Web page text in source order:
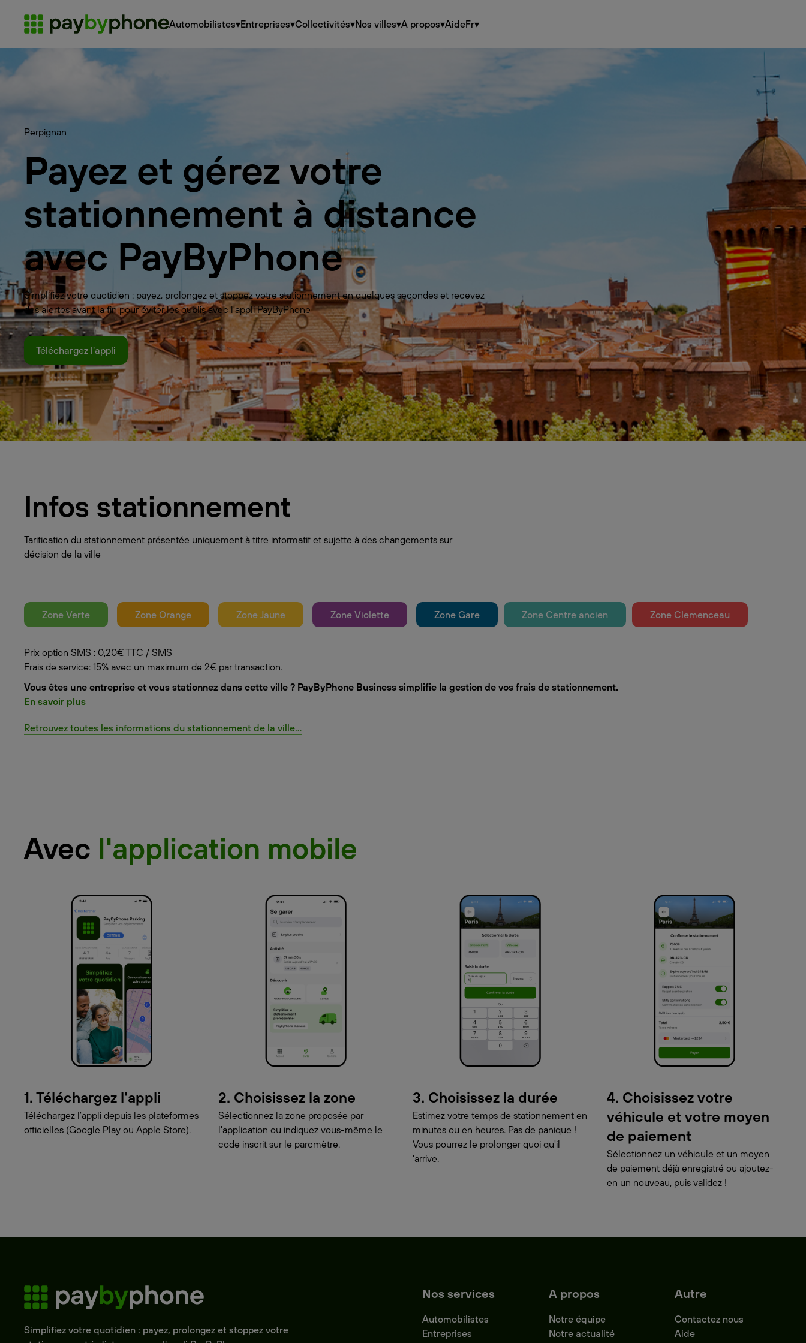
Automobilistes▾Entreprises▾Collectivités▾Nos villes▾A propos▾AideFr▾
Perpignan
Payez et gérez votre
stationnement à distance
avec PayByPhone
Simplifiez votre quotidien : payez, prolongez et stoppez votre stationnement en quelques secondes et recevez
des alertes avant la fin pour éviter les oublis avec l'appli PayByPhone
Téléchargez l'appli
Infos stationnement
Tarification du stationnement présentée uniquement à titre informatif et sujette à des changements sur
décision de la ville
Zone Verte Zone Orange Zone Jaune Zone Violette Zone Gare Zone Centre ancien Zone Clemenceau
Prix option SMS : 0,20€ TTC / SMS
Frais de service: 15% avec un maximum de 2€ par transaction.
Vous êtes une entreprise et vous stationnez dans cette ville ? PayByPhone Business simplifie la gestion de vos frais de stationnement.
En savoir plus
Retrouvez toutes les informations du stationnement de la ville...
Avec l'application mobile
1. Téléchargez l'appli
Téléchargez l'appli depuis les plateformes
officielles (Google Play ou Apple Store).
2. Choisissez la zone
Sélectionnez la zone proposée par
l'application ou indiquez vous-même le
code inscrit sur le parcmètre.
3. Choisissez la durée
Estimez votre temps de stationnement en
minutes ou en heures. Pas de panique !
Vous pourrez le prolonger quoi qu'il
'arrive.
4. Choisissez votre
véhicule et votre moyen
de paiement
Sélectionnez un véhicule et un moyen
de paiement déjà enregistré ou ajoutez-
en un nouveau, puis validez !
Simplifiez votre quotidien : payez, prolongez et stoppez votre
Nos services
Automobilistes
Entreprises
A propos
Notre équipe
Notre actualité
Autre
Contactez nous
Aide